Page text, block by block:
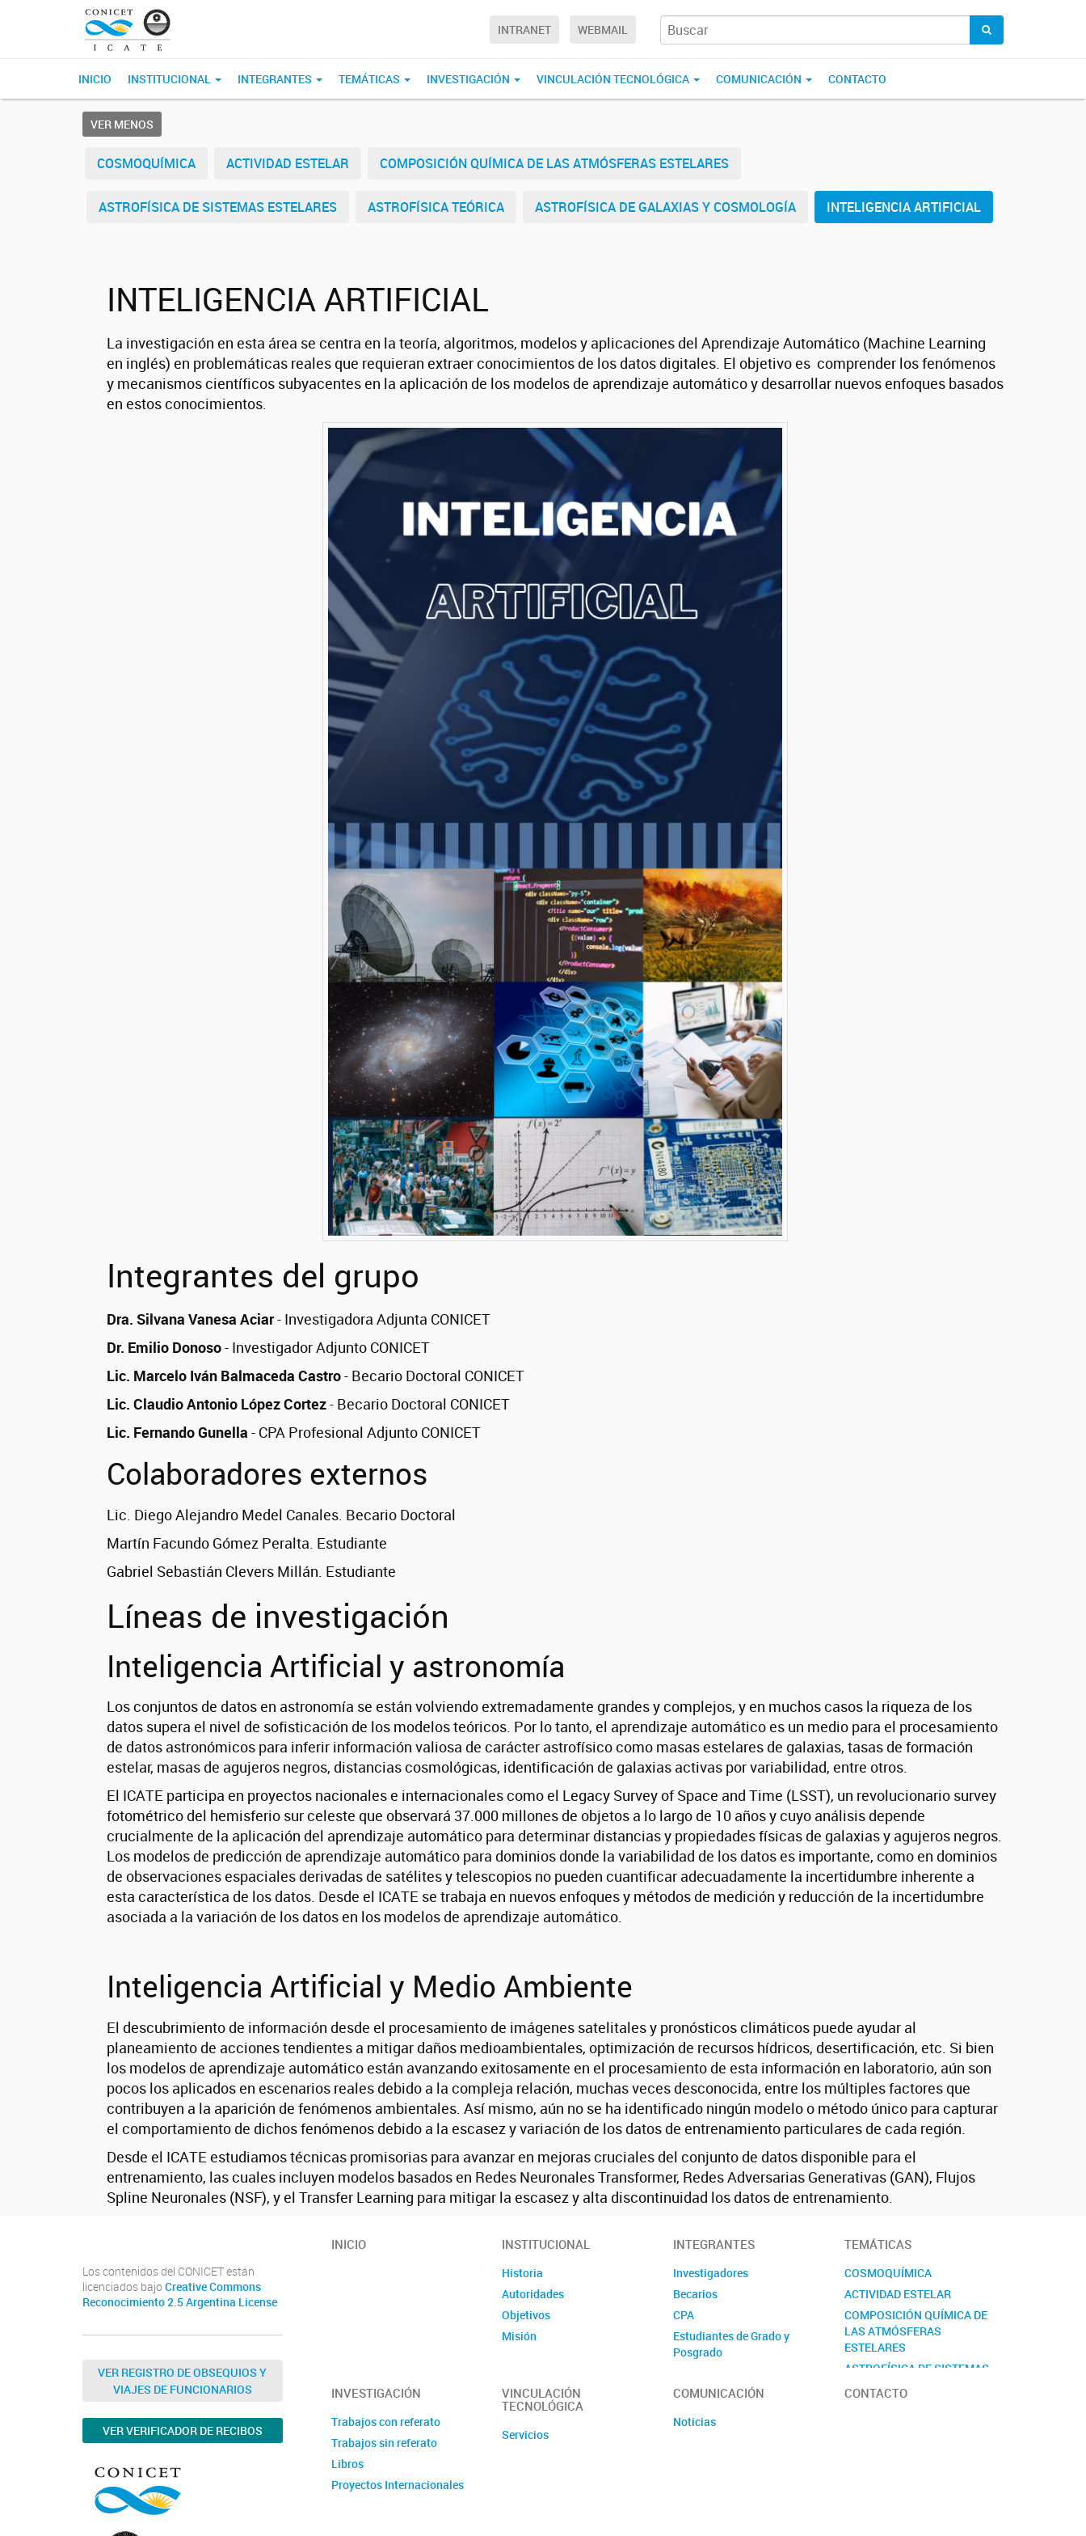
INTRANET WEBMAIL
INICIO INSTITUCIONAL INTEGRANTES TEMÁTICAS INVESTIGACIÓN VINCULACIÓN TECNOLÓGICA COMUNICACIÓN CONTACTO
VER MENOS
COSMOQUÍMICA ACTIVIDAD ESTELAR COMPOSICIÓN QUÍMICA DE LAS ATMÓSFERAS ESTELARES
ASTROFÍSICA DE SISTEMAS ESTELARES ASTROFÍSICA TEÓRICA ASTROFÍSICA DE GALAXIAS Y COSMOLOGÍA INTELIGENCIA ARTIFICIAL
INTELIGENCIA ARTIFICIAL
La investigación en esta área se centra en la teoría, algoritmos, modelos y aplicaciones del Aprendizaje Automático (Machine Learning
en inglés) en problemáticas reales que requieran extraer conocimientos de los datos digitales. El objetivo es comprender los fenómenos
y mecanismos científicos subyacentes en la aplicación de los modelos de aprendizaje automático y desarrollar nuevos enfoques basados
en estos conocimientos.
Integrantes del grupo
Dra. Silvana Vanesa Aciar- Investigadora Adjunta CONICET
Dr. Emilio Donoso- Investigador Adjunto CONICET
Lic. Marcelo Iván Balmaceda Castro- Becario Doctoral CONICET
Lic. Claudio Antonio López Cortez- Becario Doctoral CONICET
Lic. Fernando Gunella - CPA Profesional Adjunto CONICET
Colaboradores externos
Lic. Diego Alejandro Medel Canales. Becario Doctoral
Martín Facundo Gómez Peralta. Estudiante
Gabriel Sebastián Clevers Millán. Estudiante
Líneas de investigación
Inteligencia Artificial y astronomía
Los conjuntos de datos en astronomía se están volviendo extremadamente grandes y complejos, y en muchos casos la riqueza de los
datos supera el nivel de sofisticación de los modelos teóricos. Por lo tanto, el aprendizaje automático es un medio para el procesamiento
de datos astronómicos para inferir información valiosa de carácter astrofísico como masas estelares de galaxias, tasas de formación
estelar, masas de agujeros negros, distancias cosmológicas, identificación de galaxias activas por variabilidad, entre otros.
El ICATE participa en proyectos nacionales e internacionales como el Legacy Survey of Space and Time (LSST), un revolucionario survey
fotométrico del hemisferio sur celeste que observará 37.000 millones de objetos a lo largo de 10 años y cuyo análisis depende
crucialmente de la aplicación del aprendizaje automático para determinar distancias y propiedades físicas de galaxias y agujeros negros.
Los modelos de predicción de aprendizaje automático para dominios donde la variabilidad de los datos es importante, como en dominios
de observaciones espaciales derivadas de satélites y telescopios no pueden cuantificar adecuadamente la incertidumbre inherente a
esta característica de los datos. Desde el ICATE se trabaja en nuevos enfoques y métodos de medición y reducción de la incertidumbre
asociada a la variación de los datos en los modelos de aprendizaje automático.
Inteligencia Artificial y Medio Ambiente
El descubrimiento de información desde el procesamiento de imágenes satelitales y pronósticos climáticos puede ayudar al
planeamiento de acciones tendientes a mitigar daños medioambientales, optimización de recursos hídricos, desertificación, etc. Si bien
los modelos de aprendizaje automático están avanzando exitosamente en el procesamiento de esta información en laboratorio, aún son
pocos los aplicados en escenarios reales debido a la compleja relación, muchas veces desconocida, entre los múltiples factores que
contribuyen a la aparición de fenómenos ambientales. Así mismo, aún no se ha identificado ningún modelo o método único para capturar
el comportamiento de dichos fenómenos debido a la escasez y variación de los datos de entrenamiento particulares de cada región.
Desde el ICATE estudiamos técnicas promisorias para avanzar en mejoras cruciales del conjunto de datos disponible para el
entrenamiento, las cuales incluyen modelos basados en Redes Neuronales Transformer, Redes Adversarias Generativas (GAN), Flujos
Spline Neuronales (NSF), y el Transfer Learning para mitigar la escasez y alta discontinuidad los datos de entrenamiento.
Los contenidos del CONICET están
licenciados bajo Creative Commons
Reconocimiento 2.5 Argentina License
VER REGISTRO DE OBSEQUIOS Y
VIAJES DE FUNCIONARIOS
VER VERIFICADOR DE RECIBOS
INICIO INSTITUCIONAL
Historia
Autoridades
Objetivos
Misión
INTEGRANTES
Investigadores
Becarios
CPA
Estudiantes de Grado y
Posgrado
TEMÁTICAS
COSMOQUÍMICA
ACTIVIDAD ESTELAR
COMPOSICIÓN QUÍMICA DE
LAS ATMÓSFERAS
ESTELARES
ASTROFÍSICA DE SISTEMAS
INVESTIGACIÓN
Trabajos con referato
Trabajos sin referato
Libros
Proyectos Internacionales
VINCULACIÓN
TECNOLÓGICA
Servicios
COMUNICACIÓN
Noticias
CONTACTO